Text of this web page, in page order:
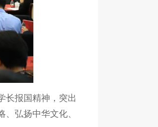
长报国精神，突出
弘扬中华文化、